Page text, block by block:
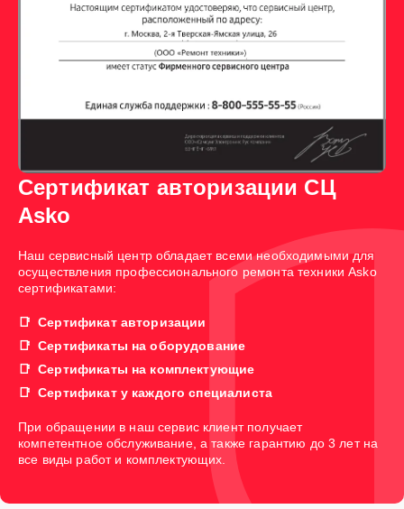
Сертификат авторизации СЦ
Asko
Наш сервисный центр обладает всеми необходимыми для
осуществления профессионального ремонта техники Asko
сертификатами:
Сертификат авторизации
Сертификаты на оборудование
Сертификаты на комплектующие
Сертификат у каждого специалиста
При обращении в наш сервис клиент получает
компетентное обслуживание, а также гарантию до 3 лет на
все виды работ и комплектующих.